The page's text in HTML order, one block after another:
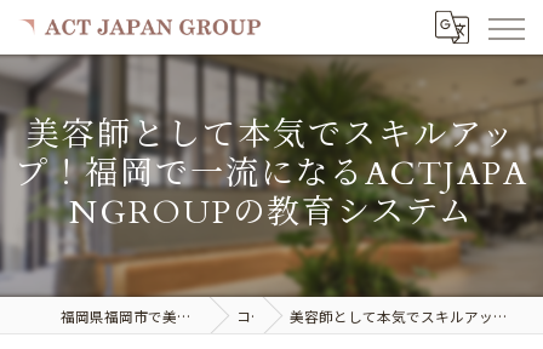
美容師として本気でスキルアッ
プ！福岡で一流になるACTJAPA
NGROUPの教育システム
福岡県福岡市で美容室の求人ならACT JAPAN GROUP コラム 美容師として本気でスキルアップ！福岡で一流になるACTJAPANGROUPの教育システム